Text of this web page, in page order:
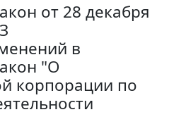
от 28 декабря
в
"О
корпорации по